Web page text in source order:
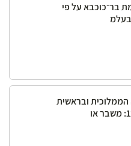
בר־כוכבא על פי
בעלמ
ובראשית